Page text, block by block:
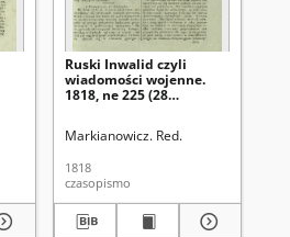
Ruski Inwalid czyli
wiadomości wojenne.
1818, ne 225 (28
Markianowicz. Red.
1818
czasopismo